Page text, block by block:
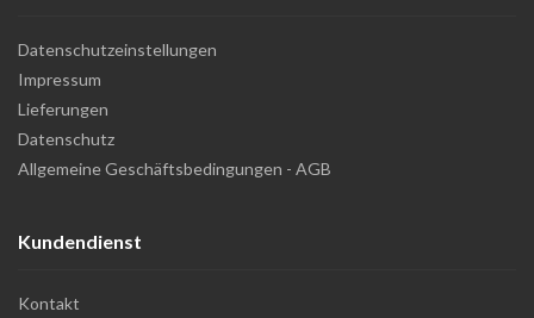
Datenschutzeinstellungen
Impressum
Lieferungen
Datenschutz
Allgemeine Geschäftsbedingungen - AGB
Kundendienst
Kontakt